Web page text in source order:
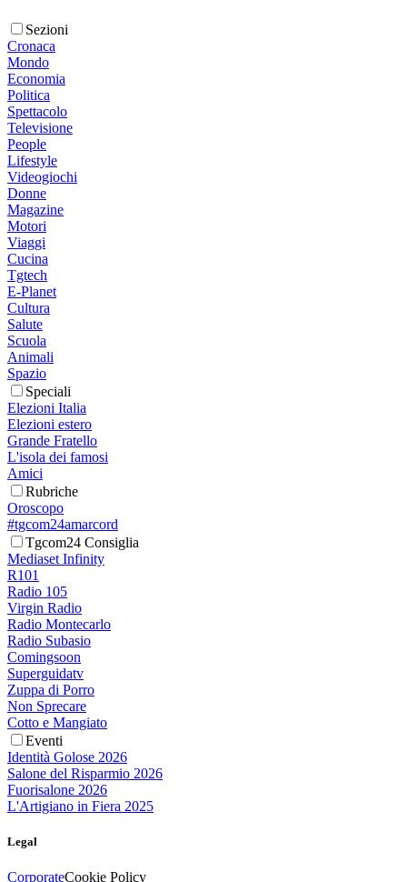
Sezioni
Cronaca
Mondo
Economia
Politica
Spettacolo
Televisione
People
Lifestyle
Videogiochi
Donne
Magazine
Motori
Viaggi
Cucina
Tgtech
E-Planet
Cultura
Salute
Scuola
Animali
Spazio
Speciali
Elezioni Italia
Elezioni estero
Grande Fratello
L'isola dei famosi
Amici
Rubriche
Oroscopo
#tgcom24amarcord
Tgcom24 Consiglia
Mediaset Infinity
R101
Radio 105
Virgin Radio
Radio Montecarlo
Radio Subasio
Comingsoon
Superguidatv
Zuppa di Porro
Non Sprecare
Cotto e Mangiato
Eventi
Identità Golose 2026
Salone del Risparmio 2026
Fuorisalone 2026
L'Artigiano in Fiera 2025
Legal
CorporateCookie Policy